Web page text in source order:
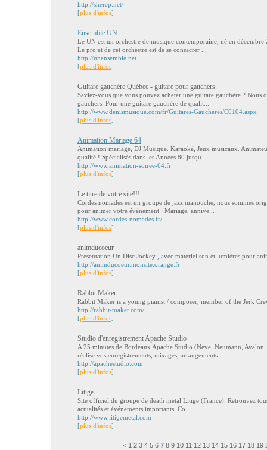
http://sherep.net/
[plus d'infos]
Ensemble UN
Le UN est un orchestre de musique contemporaine, né en
Le projet de cet orchestre est de se consacrer ...
http://unensemble.net
[plus d'infos]
Guitare gauchère Québec - guitare pour gauchers.
Saviez-vous que vous pouvez acheter une guitare gauchère ?
gauchers. Pour une guitare gauchère de qualit...
http://www.denismusique.com/fr/Guitares-Gaucheres/C0104.aspx
[plus d'infos]
Animation Mariage 64
Animation mariage, DJ Musique. Karaoké, Jeux musicaux.
qualité ! Spécialisés dans les Années 80 jusqu...
http://www.animation-soiree-64.fr
[plus d'infos]
Le titre de votre site!!!
Cordes nomades est un groupe de jazz manouche, nous sommes
pour animer votre événement : Mariage, annive...
http://www.cordes-nomades.fr/
[plus d'infos]
animducoeur
Présentation Un Disc Jockey , avec matériel son et lumières pour
http://animducoeur.monsite.orange.fr
[plus d'infos]
Rabbit Maker
Rabbit Maker is a young pianist / composer, member of the Jerk
http://rabbit-maker.com/
[plus d'infos]
Studio d'enregistrement Apache Studio
A 25 minutes de Bordeaux Apache Studio (Neve, Neumann,
réalise vos enregistrements, mixages, arrangements.
http://apachestudio.com
[plus d'infos]
Litige
Site officiel du groupe de death metal Litige (France). Retrouvez
actualités et événements importants. Co...
http://www.litigemetal.com
[plus d'infos]
< 1 2 3 4 5 6 7 8 9 10 11 12 13 14 15 16 17 18 19